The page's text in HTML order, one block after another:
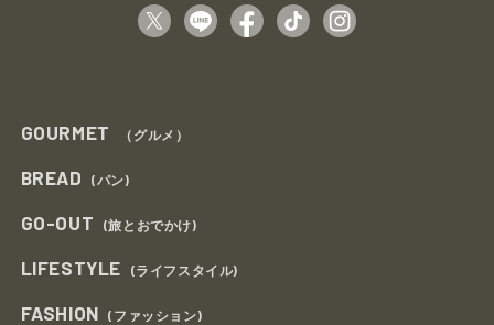
GOURMET （グルメ）
BREAD (パン)
GO-OUT (旅とおでかけ)
LIFESTYLE (ライフスタイル)
FASHION (ファッション)